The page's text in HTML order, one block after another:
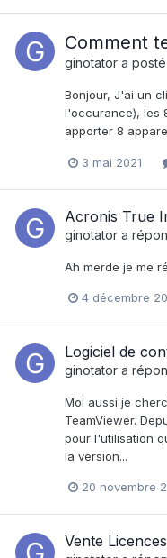
Comment
ginotator a
Bonjour, J'ai un
l'occurance), les
apporter 8
3 mai 2021
Acronis True
ginotator a
Ah merde je me
4 décembre
Logiciel de
ginotator a
Moi aussi je
TeamViewer.
pour l'utilisation
la version...
20 novembre
Vente